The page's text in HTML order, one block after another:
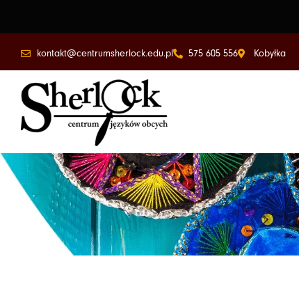
treści
kontakt@centrumsherlock.edu.pl 575 605 556 Kobyłka